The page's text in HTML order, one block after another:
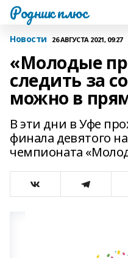
Родник плюс
Новости 26 АВГУСТА 2021, 09:27
«Молодые
следить за
можно в
В эти дни в Уфе
финала девятого
чемпионата